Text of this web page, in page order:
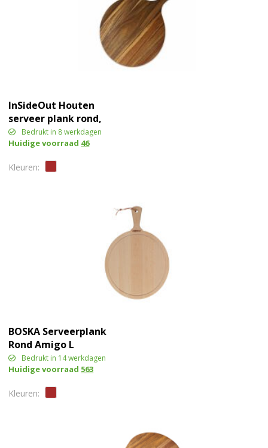
InSideOut Houten
serveer plank rond,
31.5cm
Bedrukt in 8 werkdagen
Huidige voorraad 46
BOSKA Serveerplank
Rond Amigo L
Bedrukt in 14 werkdagen
Huidige voorraad 563